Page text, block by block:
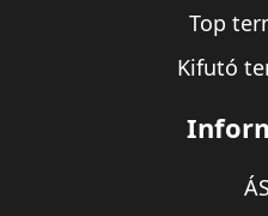
Top
Kifutó